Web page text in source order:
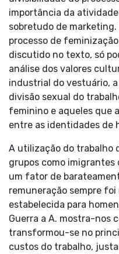
importância da
sobretudo de
processo de
discutido no texto, só
análise dos valores
industrial do vestuário,
divisão sexual do
feminino e aqueles que
entre as identidades de
A utilização do trabalho
grupos como imigrantes
um fator de
remuneração sempre
estabelecida para
Guerra a A. mostra-nos
transformou-se no
custos do trabalho,